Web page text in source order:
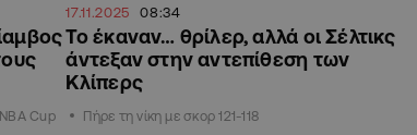
Cup
17.11.2025 08:34
Το έκαναν… θρίλερ, αλλά οι Σέλτικς
άντεξαν στην αντεπίθεση των
Κλίπερς
Πήρε τη νίκη με σκορ 121-118